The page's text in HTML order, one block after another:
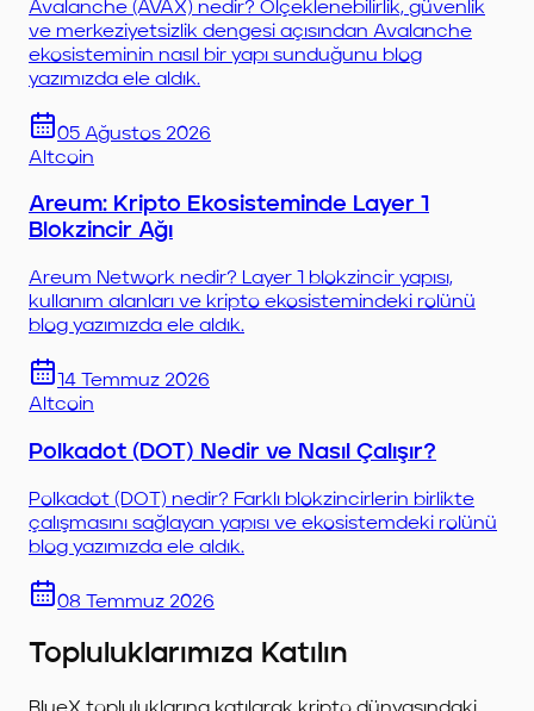
Avalanche (AVAX) nedir? Ölçeklenebilirlik, güvenlik
ve merkeziyetsizlik dengesi açısından Avalanche
ekosisteminin nasıl bir yapı sunduğunu blog
yazımızda ele aldık.
05 Ağustos 2026
Altcoin
Areum: Kripto Ekosisteminde Layer 1
Blokzincir Ağı
Areum Network nedir? Layer 1 blokzincir yapısı,
kullanım alanları ve kripto ekosistemindeki rolünü
blog yazımızda ele aldık.
14 Temmuz 2026
Altcoin
Polkadot (DOT) Nedir ve Nasıl Çalışır?
Polkadot (DOT) nedir? Farklı blokzincirlerin birlikte
çalışmasını sağlayan yapısı ve ekosistemdeki rolünü
blog yazımızda ele aldık.
08 Temmuz 2026
Topluluklarımıza Katılın